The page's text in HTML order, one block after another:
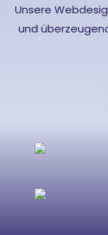
Unsere
und